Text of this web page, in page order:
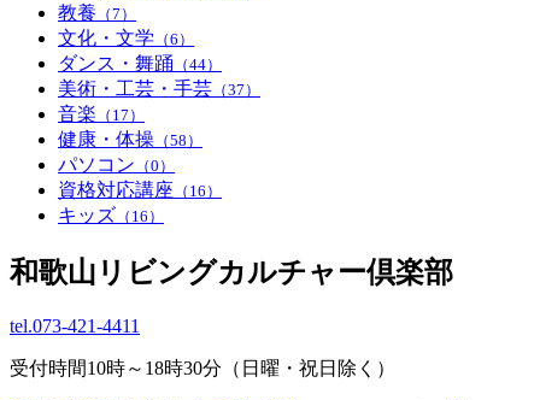
教養 （7）
文化・文学 （6）
ダンス・舞踊 （44）
美術・工芸・手芸 （37）
音楽 （17）
健康・体操 （58）
パソコン （0）
資格対応講座 （16）
キッズ （16）
和歌山リビングカルチャー倶楽部
tel.073-421-4411
受付時間10時～18時30分（日曜・祝日除く）